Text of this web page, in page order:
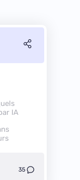
IA
35